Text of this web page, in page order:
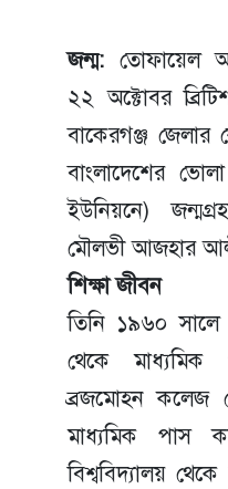
জন্ম: তোফায়েল
২২ অক্টোবর
বাকেরগঞ্জ জেলার
বাংলাদেশের
ইউনিয়নে)
মৌলভী আজহার
শিক্ষা জীবন
তিনি ১৯৬০ সালে
থেকে
ব্রজমোহন কলেজ
মাধ্যমিক পাস
বিশ্ববিদ্যালয়